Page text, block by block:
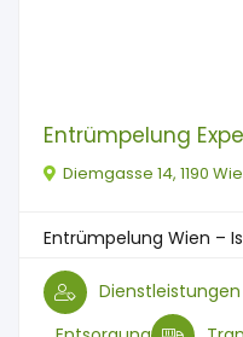
Entrümpelung
Diemgasse 14, 1190
Entrümpelung Wien –
Dienstleistungen